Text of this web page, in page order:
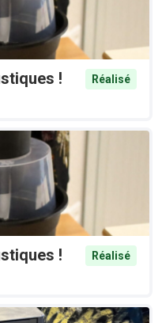
!
Réalisé
!
Réalisé